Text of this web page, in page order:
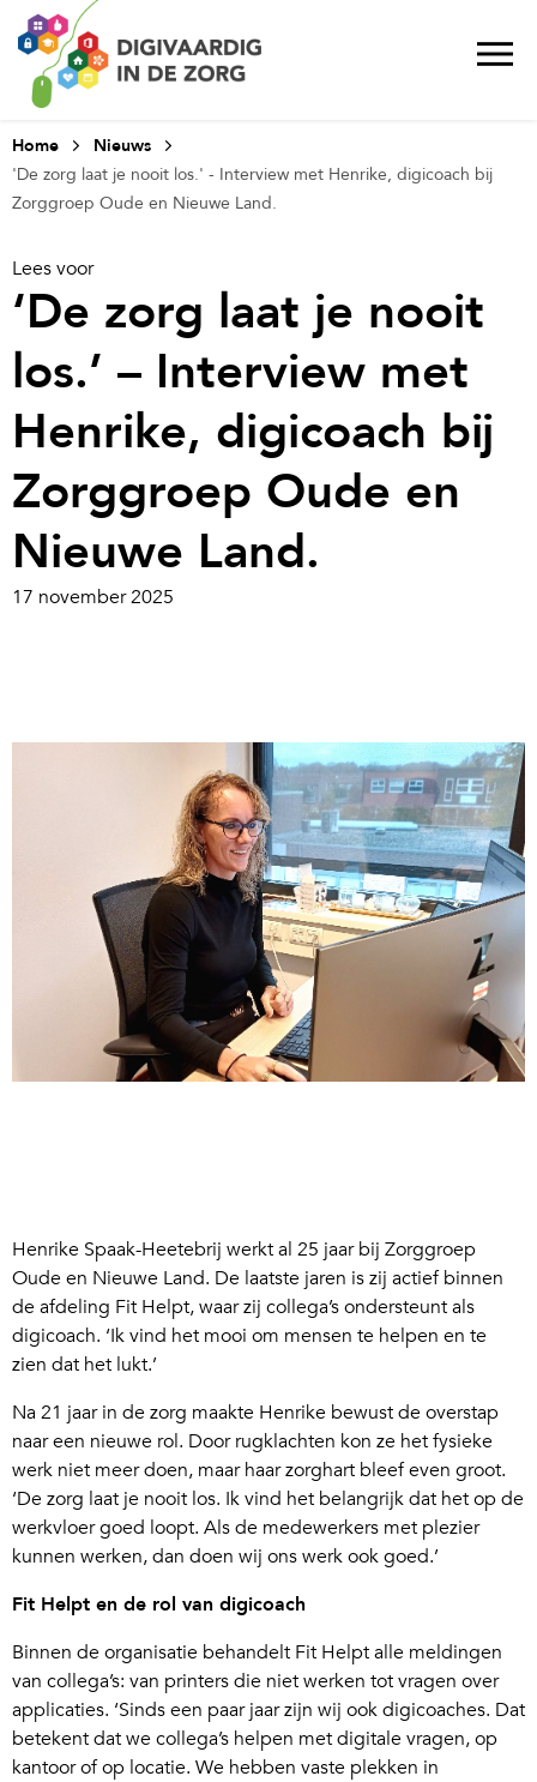
Home
Nieuws
'De zorg laat je nooit los.' - Interview met Henrike, digicoach bij
Zorggroep Oude en Nieuwe Land.
Lees voor
‘De zorg laat je nooit
los.’ – Interview met
Henrike, digicoach bij
Zorggroep Oude en
Nieuwe Land.
17 november 2025
Henrike Spaak-Heetebrij werkt al 25 jaar bij Zorggroep
Oude en Nieuwe Land. De laatste jaren is zij actief binnen
de afdeling Fit Helpt, waar zij collega’s ondersteunt als
digicoach. ‘Ik vind het mooi om mensen te helpen en te
zien dat het lukt.’
Na 21 jaar in de zorg maakte Henrike bewust de overstap
naar een nieuwe rol. Door rugklachten kon ze het fysieke
werk niet meer doen, maar haar zorghart bleef even groot.
‘De zorg laat je nooit los. Ik vind het belangrijk dat het op de
werkvloer goed loopt. Als de medewerkers met plezier
kunnen werken, dan doen wij ons werk ook goed.’
Fit Helpt en de rol van digicoach
Binnen de organisatie behandelt Fit Helpt alle meldingen
van collega’s: van printers die niet werken tot vragen over
applicaties. ‘Sinds een paar jaar zijn wij ook digicoaches. Dat
betekent dat we collega’s helpen met digitale vragen, op
kantoor of op locatie. We hebben vaste plekken in